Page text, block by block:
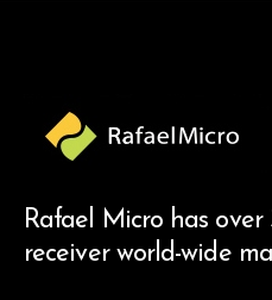
Rafael Micro has
receiver world-wide